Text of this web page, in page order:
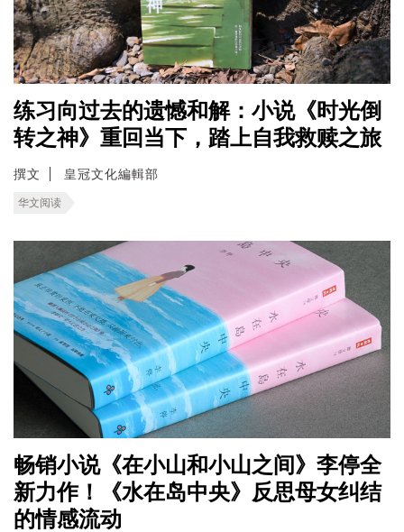
练习向过去的遗憾和解：小说《时光倒
转之神》重回当下，踏上自我救赎之旅
撰文 皇冠文化編輯部
华文阅读
畅销小说《在小山和小山之间》李停全
新力作！《水在岛中央》反思母女纠结
的情感流动